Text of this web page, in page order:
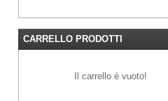
CARRELLO PRODOTTI
Il carrello é vuoto!